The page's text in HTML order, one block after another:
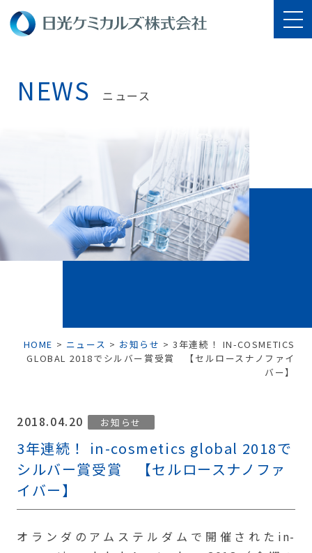
NEWS ニュース
HOME > ニュース > お知らせ >3年連続！ IN-COSMETICS
GLOBAL 2018でシルバー賞受賞 【セルロースナノファイ
バー】
2018.04.20 お知らせ
3年連続！ in-cosmetics global 2018で
シルバー賞受賞 【セルロースナノファ
イバー】
オランダのアムステルダムで開催されたin-